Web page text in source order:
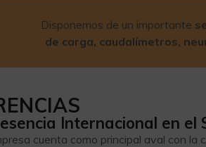
Disponemos de un importante
de carga, caudalímetros,
Internacional en el
cuenta como principal aval con